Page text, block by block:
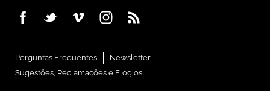
Perguntas Frequentes
Newsletter
Sugestões, Reclamações e Elogios